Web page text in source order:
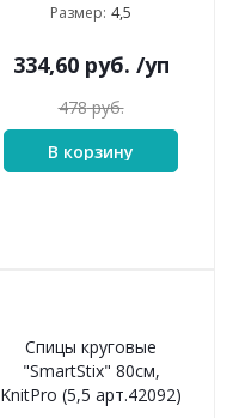
Размер: 4,5
334,60руб. /уп
478руб.
В корзину
Спицы круговые
"SmartStix" 80см,
KnitPro (5,5 арт.42092)